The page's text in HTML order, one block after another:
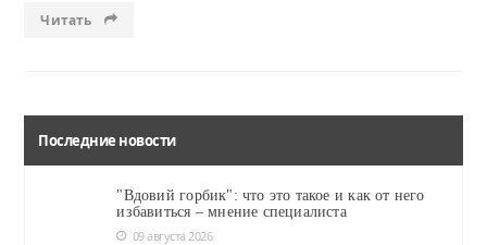
Читать
Последние новости
"Вдовий горбик": что это такое и как от него
избавиться – мнение специалиста
09 августа 2026